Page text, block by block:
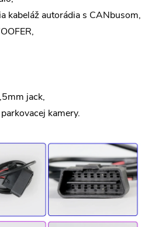
kabeláž autorádia s CANbusom,
jack,
kamery.